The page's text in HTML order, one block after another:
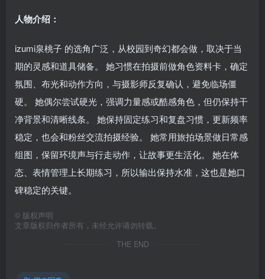
人物介绍：
izumi泉桃子 的选角广泛，从校园到奇幻都会做，取决于当
期的灵感和道具储备。 她习惯在拍摄前做角色资料卡，确定
氛围、布光和动作方向，与摄影师反复确认，避免临场僵
硬。 她偶尔尝试硬光，强调力量感或酷感角色，但仍保持干
净背景和清晰线条。 她保持固定练习和复盘习惯，更新频率
稳定，也会和粉丝交流拍摄经验。 她常用旅拍场景做日常感
组图，保留环境声与行走动作，让故事更生活化。 她在体
态、表情管理上长期练习，所以输出保持水准，这也是她口
碑稳定的关键。
© 版权声明
文章版权归作者所有，未经允许请勿转载。
THE END